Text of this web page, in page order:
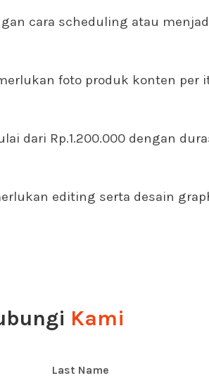
cara scheduling atau
foto produk konten per
dari Rp.1.200.000 dengan
editing serta desain
Kami
Last Name